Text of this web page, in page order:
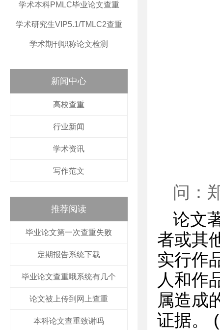
学术本科PMLC毕业论文查重
学术研究生VIP5.1/TMLC2查重
学术期刊职称论文检测
新闻中心
高校查重
行业新闻
学术资讯
写作范文
推荐阅读
毕业论文第一次查重失败
定期报告系统下载
毕业论文查重哦系统有几个
论文被上传到网上查重
本科论文查重致谢吗
问：
论文
者或其
实行作
人和作
属造成
证据。